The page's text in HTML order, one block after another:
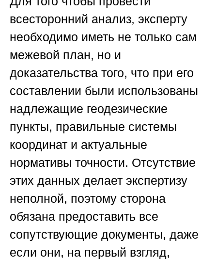
всесторонний анализ, эксперту
необходимо иметь не только сам
межевой план, но и
доказательства того, что при его
составлении были использованы
надлежащие геодезические
пункты, правильные системы
координат и актуальные
нормативы точности. Отсутствие
этих данных делает экспертизу
неполной, поэтому сторона
обязана предоставить все
сопутствующие документы, даже
если они, на первый взгляд,